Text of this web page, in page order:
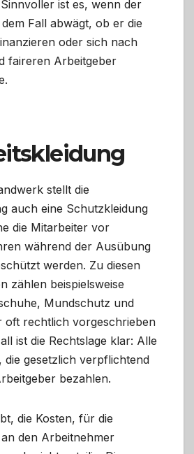
ist es, wenn der
Fall abwägt, ob er die
oder sich nach
faireren Arbeitgeber
stellt die
auch eine Schutzkleidung
die Mitarbeiter vor
während der Ausübung
werden. Zu diesen
zählen beispielsweise
Mundschutz und
oft rechtlich vorgeschrieben
ist die Rechtslage klar: Alle
die gesetzlich verpflichtend
bezahlen.
die Kosten, für die
den Arbeitnehmer